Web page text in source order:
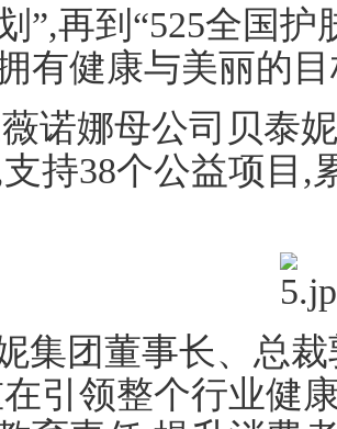
”,再到“525全国
有健康与美丽的
诺娜母公司贝泰
持38个公益项目,
集团董事长、总
引领整个行业健